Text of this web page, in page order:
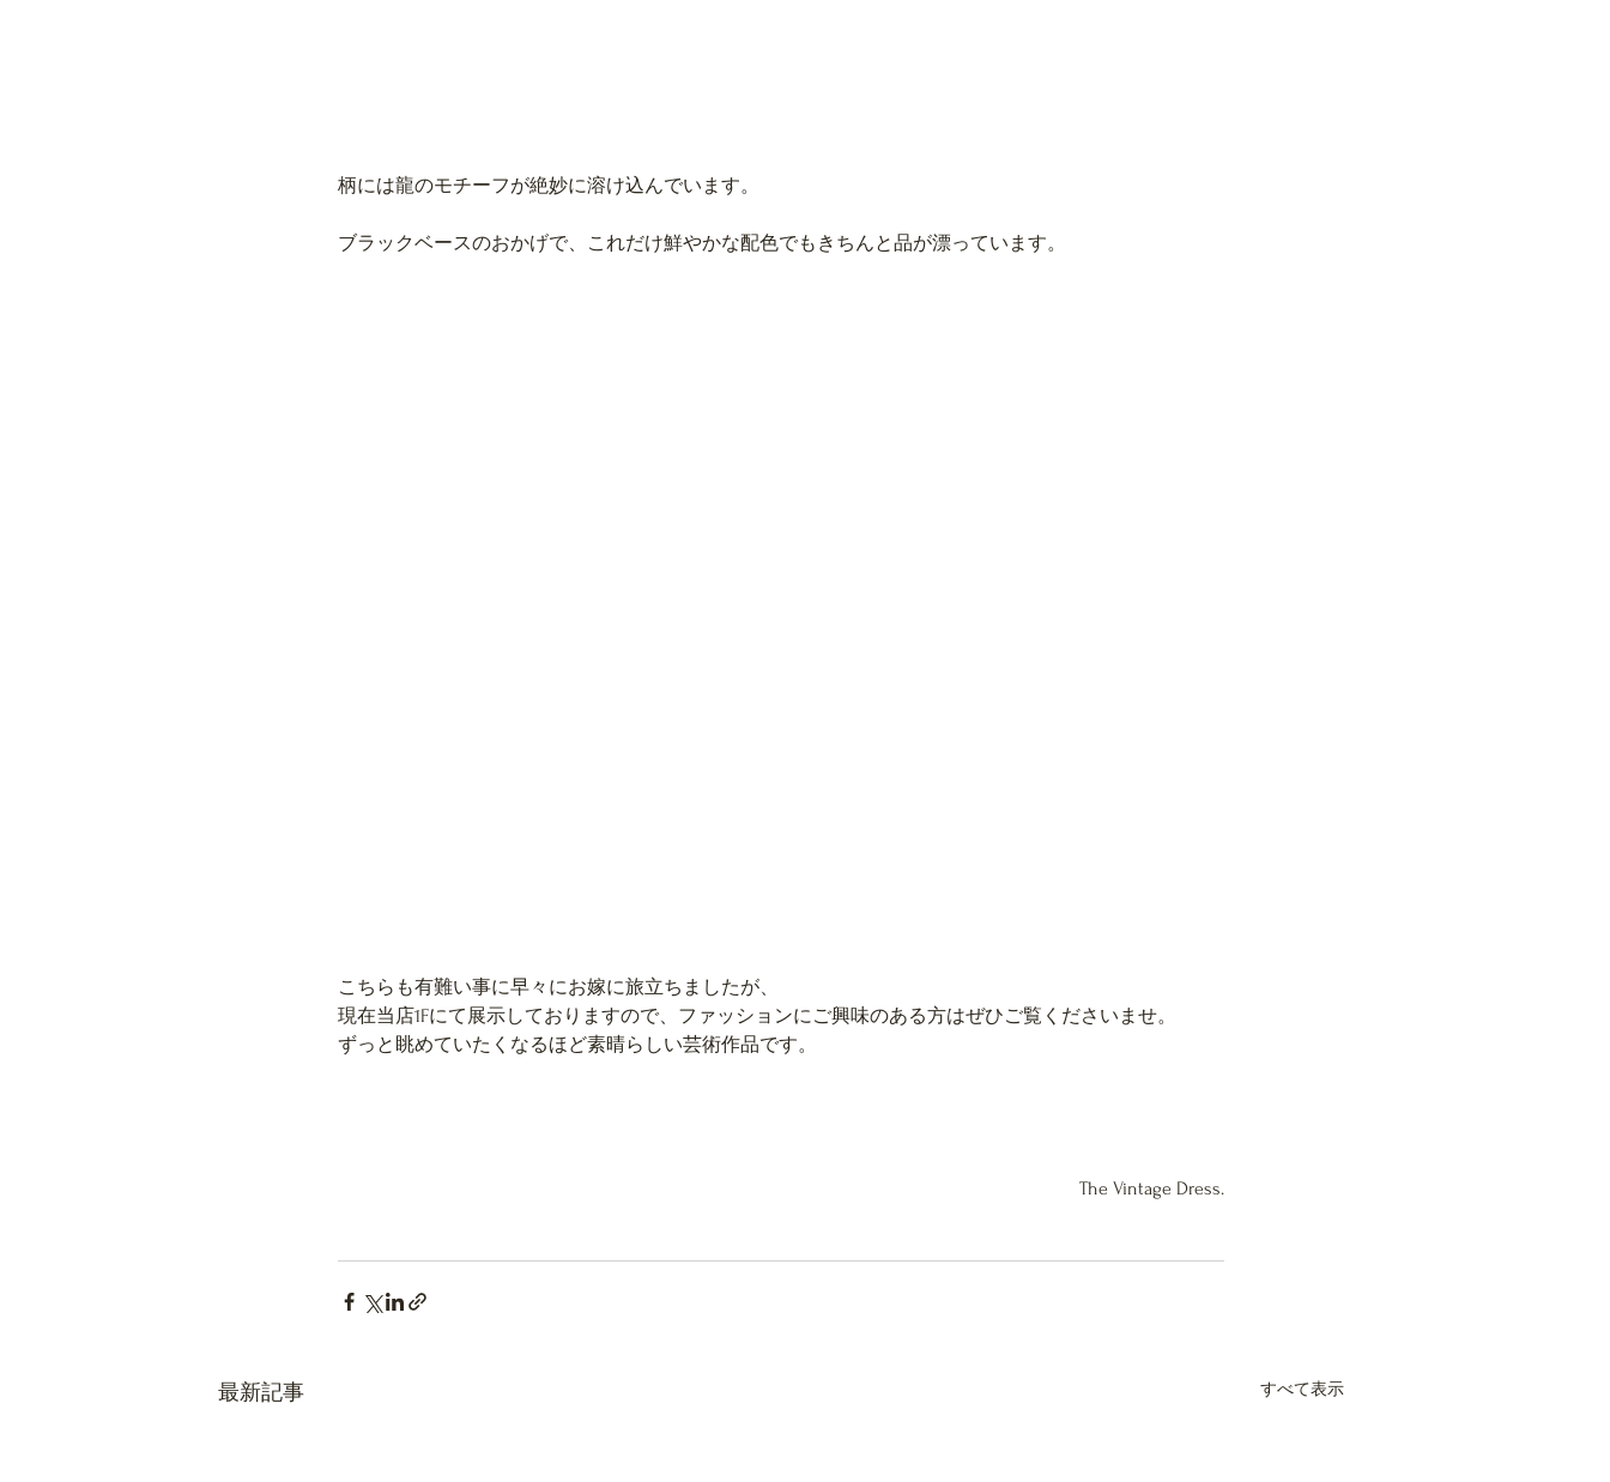
柄には龍のモチーフが絶妙に溶け込んでいます。
ブラックベースのおかげで、これだけ鮮やかな配色でもきちんと品が漂っています。
こちらも有難い事に早々にお嫁に旅立ちましたが、
現在当店1Fにて展示しておりますので、ファッションにご興味のある方はぜひご覧くださいませ。
ずっと眺めていたくなるほど素晴らしい芸術作品です。
The Vintage Dress.
最新記事 すべて表示